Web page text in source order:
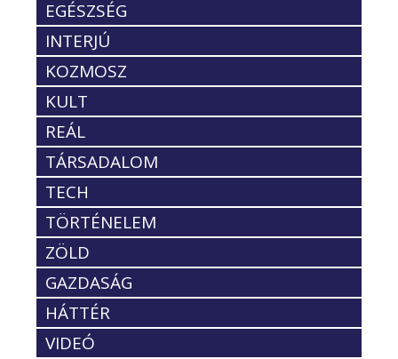
EGÉSZSÉG
INTERJÚ
KOZMOSZ
KULT
REÁL
TÁRSADALOM
TECH
TÖRTÉNELEM
ZÖLD
GAZDASÁG
HÁTTÉR
VIDEÓ